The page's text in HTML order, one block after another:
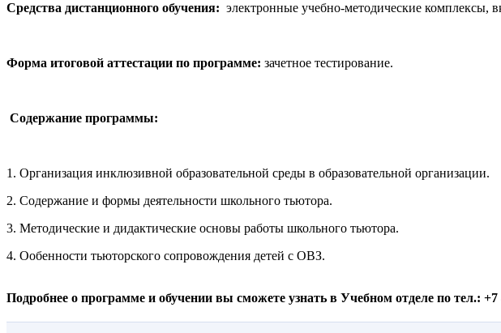
Средства дистанционного обучения: электронные учебно-методические комплексы,
Форма итоговой аттестации по программе: зачетное тестирование.
Содержание программы:
1. Организация инклюзивной образовательной среды в образовательной организации.
2. Содержание и формы деятельности школьного тьютора.
3. Методические и дидактические основы работы школьного тьютора.
4. Ообенности тьюторского сопровождения детей с ОВЗ.
Подробнее о программе и обучении вы сможете узнать в Учебном отделе по тел.: +7